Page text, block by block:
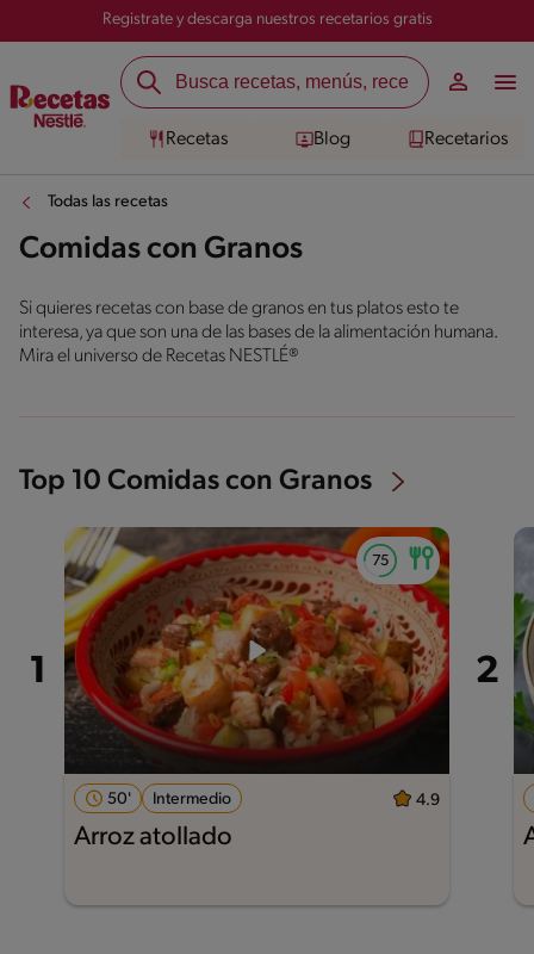
Registrate y descarga nuestros recetarios gratis
Recetas Blog Recetarios
Todas las recetas
Comidas con Granos
Si quieres recetas con base de granos en tus platos esto te
interesa, ya que son una de las bases de la alimentación humana.
Mira el universo de Recetas NESTLÉ®
Top 10 Comidas con Granos
50' Intermedio 4.9
Arroz atollado